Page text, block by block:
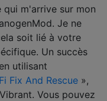
qui m'arrive sur mon
Je ne
soit lié à votre
Un succès
utilisant
Fix And Rescue »,
Vous pouvez